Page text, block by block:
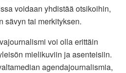
voidaan yhdistää otsikoihin,
sävyn tai merkityksen.
voi olla erittäin
mielikuviin ja asenteisiin.
agendajournalismia,